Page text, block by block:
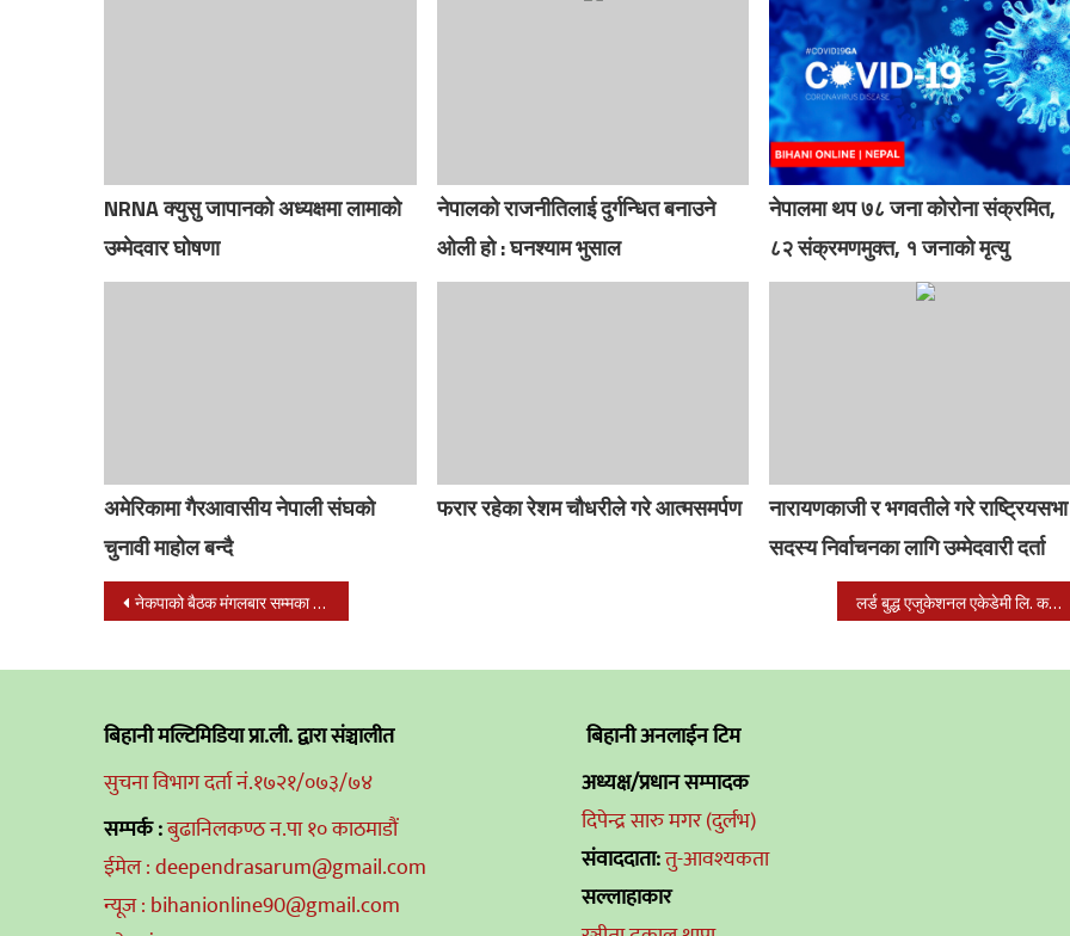
NRNA क्युसु जापानको अध्यक्षमा लामाको
उम्मेदवार घोषणा
नेपालको राजनीतिलाई दुर्गन्धित बनाउने
ओली हो : घनश्याम भुसाल
नेपालमा थप ७८ जना कोरोना संक्रमित,
८२ संक्रमणमुक्त, १ जनाको मृत्यु
अमेरिकामा गैरआवासीय नेपाली संघको
चुनावी माहोल बन्दै
फरार रहेका रेशम चौधरीले गरे आत्मसमर्पण
नारायणकाजी र भगवतीले गरे राष्ट्रियसभा
सदस्य निर्वाचनका लागि उम्मेदवारी दर्ता
Post
नेकपाको बैठक मंगलबार सम्मका लागि सर्‍यो लर्ड बुद्ध एजुकेशनल एकेडेमी लि. कर्मचारी संघको अधिबेशन नेपालगन्जमा सम्पन्न
बिहानी मल्टिमिडिया प्रा.ली. द्वारा संञ्चालीत
सुचना विभाग दर्ता नं.१७२१/०७३/७४
सम्पर्क :बुढानिलकण्ठ न.पा १० काठमाडौं
ईमेल : deependrasarum@gmail.com
न्यूज : bihanionline90@gmail.com
बिहानी अनलाईन टिम
अध्यक्ष/प्रधान सम्पादक
दिपेन्द्र सारु मगर (दुर्लभ)
संवाददाता:तु-आवश्यकता
सल्लाहाकार